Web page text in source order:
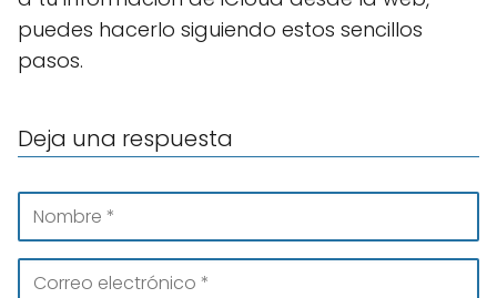
puedes hacerlo siguiendo estos sencillos
pasos.
Deja una respuesta